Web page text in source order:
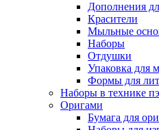
Дополнения
Красители
Мыльные
Наборы
Отдушки
Упаковка для
Формы для
Наборы в технике
Оригами
Бумага для